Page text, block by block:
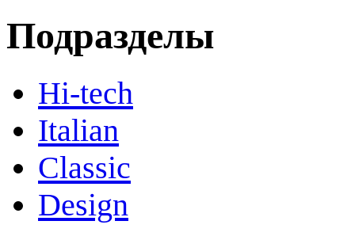
Подразделы
Hi-tech
Italian
Сlassic
Design